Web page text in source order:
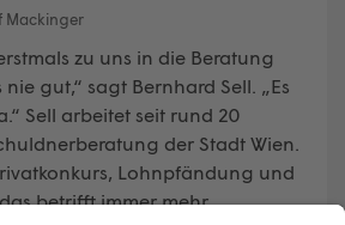
Mackinger
zu uns in die Beratung
gut,“ sagt Bernhard Sell. „Es
Sell arbeitet seit rund 20
der Stadt Wien.
Lohnpfändung und
betrifft immer mehr